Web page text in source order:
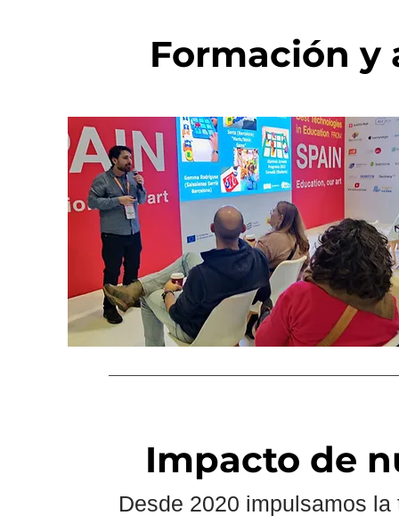
Formación y
Impacto de
Desde 2020 impulsamos